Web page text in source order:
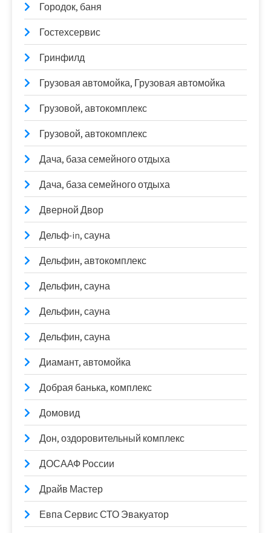
Городок, баня
Гостехсервис
Гринфилд
Грузовая автомойка, Грузовая автомойка
Грузовой, автокомплекс
Грузовой, автокомплекс
Дача, база семейного отдыха
Дача, база семейного отдыха
Дверной Двор
Дельф-in, сауна
Дельфин, автокомплекс
Дельфин, сауна
Дельфин, сауна
Дельфин, сауна
Диамант, автомойка
Добрая банька, комплекс
Домовид
Дон, оздоровительный комплекс
ДОСААФ России
Драйв Мастер
Евпа Сервис СТО Эвакуатор